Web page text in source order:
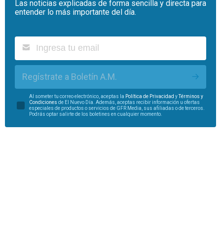
Las noticias explicadas de forma sencilla y directa para
entender lo más importante del día.
Regístrate a Boletín A.M.
Al someter tu correo electrónico, aceptas la Política de Privacidad yTérminos y
Condiciones de El Nuevo Día. Además, aceptas recibir información u ofertas
especiales de productos o servicios de GFR Media, sus afiliadas o de terceros.
Podrás optar salirte de los boletines en cualquier momento.